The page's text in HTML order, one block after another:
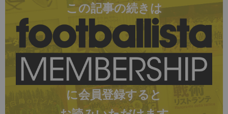
この記事の続きは
に会員登録すると